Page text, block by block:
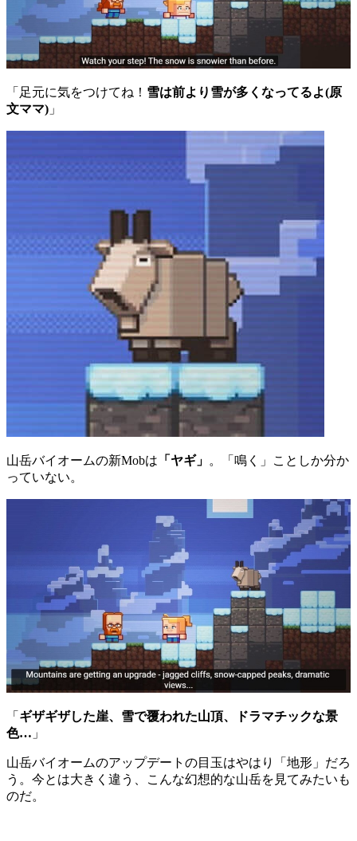
「足元に気をつけてね！ 雪は前より雪が多くなってるよ(原
文ママ) 」
山岳バイオームの新Mobは 「ヤギ」 。「鳴く」ことしか分か
っていない。
「 ギザギザした崖、雪で覆われた山頂、ドラマチックな景
色… 」
山岳バイオームのアップデートの目玉はやはり「地形」だろ
う。今とは大きく違う、こんな幻想的な山岳を見てみたいも
のだ。